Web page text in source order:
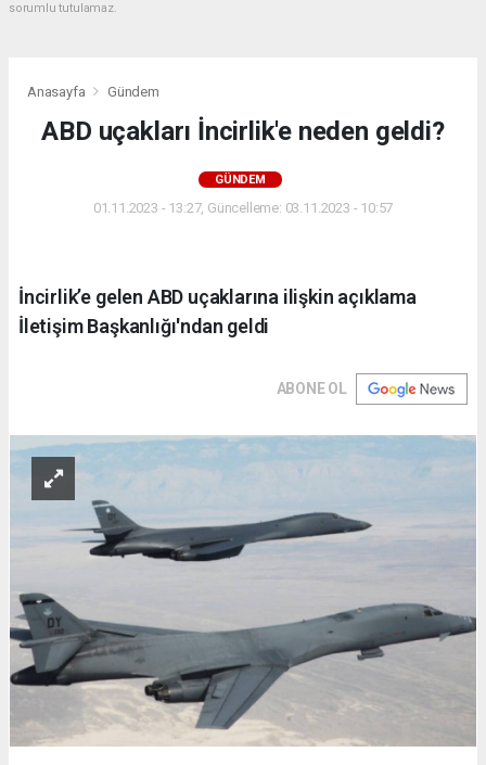
sorumlu tutulamaz.
Anasayfa Gündem
ABD uçakları İncirlik'e neden geldi?
GÜNDEM
01.11.2023 - 13:27, Güncelleme: 03.11.2023 - 10:57
İncirlik’e gelen ABD uçaklarına ilişkin açıklama
İletişim Başkanlığı'ndan geldi
ABONE OL